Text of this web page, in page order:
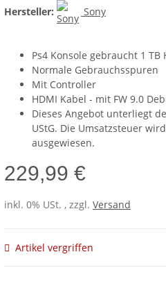
Hersteller:
Sony
Ps4 Konsole gebraucht 1 TB
Normale Gebrauchsspuren
Mit Controller
HDMI Kabel - mit FW 9.0
Dieses Angebot unterliegt
UStG. Die Umsatzsteuer
ausgewiesen.
229,99 €
inkl. 0% USt. , zzgl. Versand
Artikel vergriffen